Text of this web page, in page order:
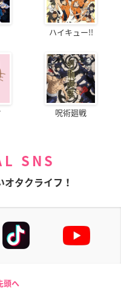
ハイキュー!!
呪術廻戦
SNS
オタクライフ！
頭へ